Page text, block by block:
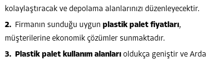
kolaylaştıracak ve depolama alanlarınızı düzenleyecektir.
Firmanın sunduğu uygun plastik palet fiyatları,
müşterilerine ekonomik çözümler sunmaktadır.
Plastik palet kullanım alanları oldukça geniştir ve Arda